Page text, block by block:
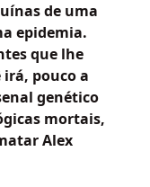
de uma
epidemia.
que lhe
pouco a
genético
mortais,
Alex